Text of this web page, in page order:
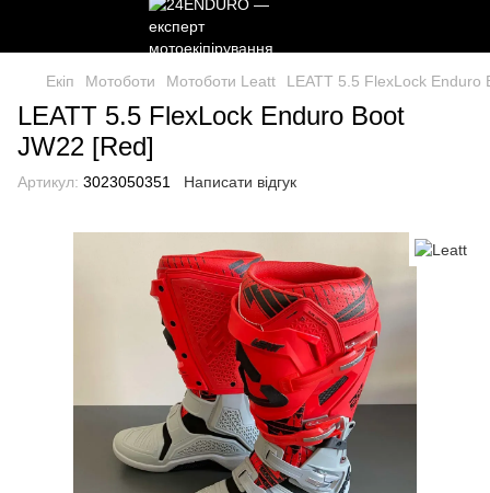
Екіп Мотоботи Мотоботи Leatt LEATT 5.5 FlexLock Enduro
LEATT 5.5 FlexLock Enduro Boot
JW22 [Red]
Артикул: 3023050351 Написати відгук